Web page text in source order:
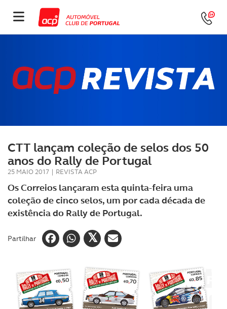
CTT lançam coleção de selos dos 50
anos do Rally de Portugal
25 MAIO 2017 | REVISTA ACP
Os Correios lançaram esta quinta-feira uma
coleção de cinco selos, um por cada década de
existência do Rally de Portugal.
Partilhar